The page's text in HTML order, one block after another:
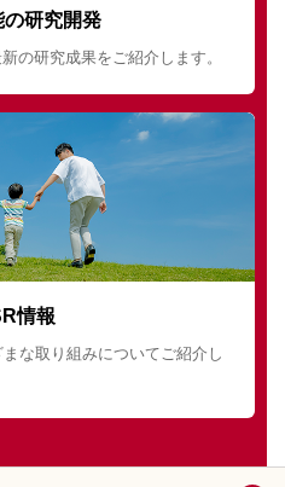
の研究開発
の研究成果をご紹介します。
情報
な取り組みについてご紹介し